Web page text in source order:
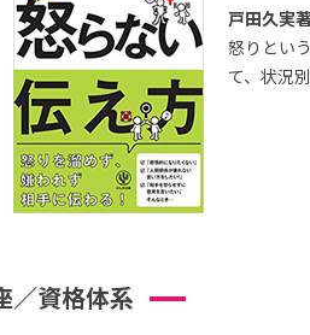
戸田久実
怒りとい
て、状況
／資格体系